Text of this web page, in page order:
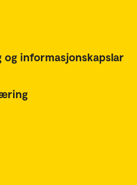
informasjonskapslar